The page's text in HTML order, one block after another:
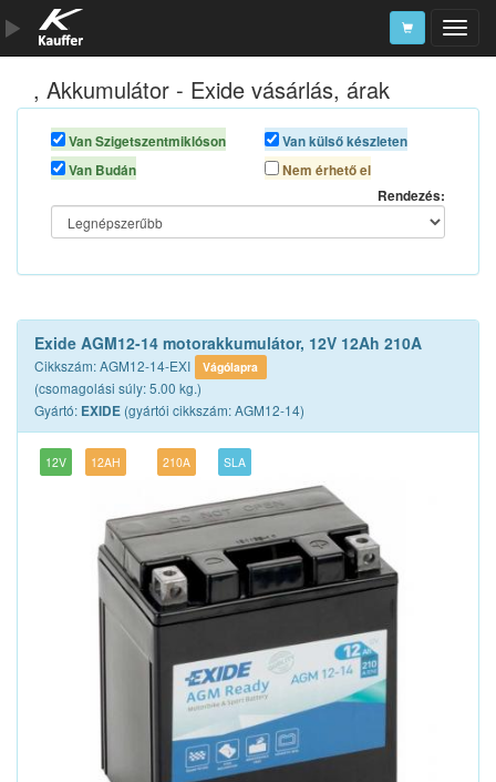
Szerszámkatalógus
Kosár
Alkatrészek
, Akkumulátor - Exide vásárlás, árak
Van Szigetszentmiklóson
Van Budán
Van külső készleten
Nem érhető el
Rendezés:
Exide AGM12-14 motorakkumulátor, 12V 12Ah 210A
Cikkszám: AGM12-14-EXI Vágólapra
(csomagolási súly: 5.00 kg.)
Gyártó: EXIDE (gyártói cikkszám: AGM12-14)
12V 12AH 210A SLA